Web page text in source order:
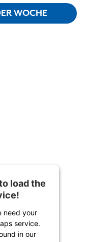
WOCHE
load the
need your
service.
in our